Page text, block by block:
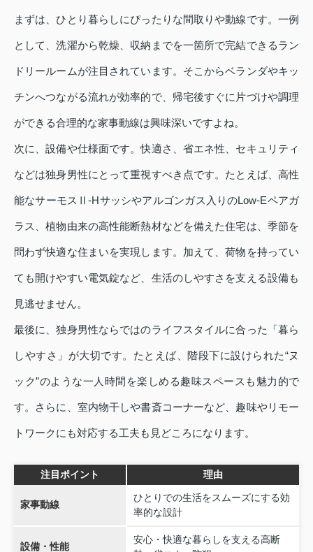
まずは、ひとり暮らしにぴったりな間取りや動線です。一例
として、洗濯から乾燥、収納までを一箇所で完結できるラン
ドリールームが注目されています。そこからベランダやキッ
チンへつながる流れが効率的で、帰宅後すぐに片づけや調理
ができる合理的な家事動線は興味深いですよね。
次に、設備や仕様面です。快適さ、省エネ性、セキュリティ
などは独身男性にとって重視すべき点です。たとえば、高性
能なサーモスⅡ‑Hサッシやアルゴンガス入りのLow‑Eペアガ
ラス、植物由来の高性能断熱材などを備えた住宅は、季節を
問わず快適な住まいを実現します。加えて、荷物を持ってい
ても開けやすい電気錠など、生活のしやすさを支える設備も
見逃せません。
最後に、独身男性ならではのライフスタイルに合った「暮ら
しやすさ」が大切です。たとえば、階段下に設けられた“ヌ
ック”のような一人時間を楽しめる趣味スペースも魅力的で
す。さらに、室内物干しや書斎コーナーなど、趣味やリモー
トワークにも対応する工夫も見どころになります。
注目ポイント 理由
家事動線
ひとりでの生活をスムーズにする効
率的な設計
設備・性能
安心・快適な暮らしを支える高断